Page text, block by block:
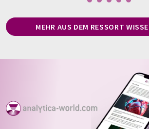
MEHR AUS DEM RESSORT